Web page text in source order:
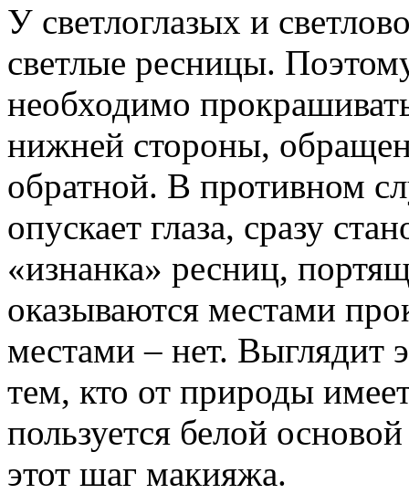
У светлоглазых и
светлые ресницы.
необходимо
нижней стороны,
обратной. В противном
опускает глаза, сразу
«изнанка» ресниц,
оказываются местами
местами – нет. Выглядит
тем, кто от природы
пользуется белой
этот шаг макияжа.